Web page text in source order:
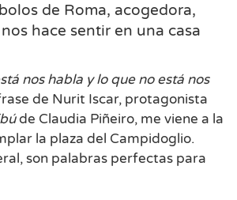
de Roma, acogedora,
hace sentir en una casa
nos habla y lo que no está nos
de Nurit Iscar, protagonista
de Claudia Piñeiro, me viene a la
la plaza del Campidoglio.
son palabras perfectas para